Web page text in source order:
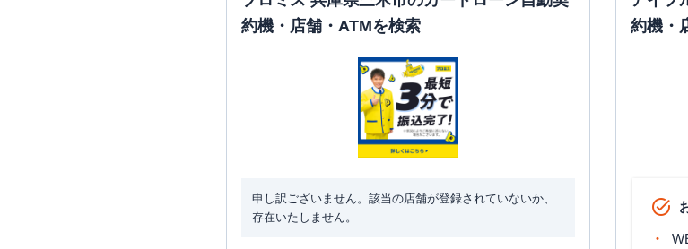
約機・店舗・ATMを検索
申し訳ございません。該当の店舗が登録されていないか、
存在いたしません。
約機・